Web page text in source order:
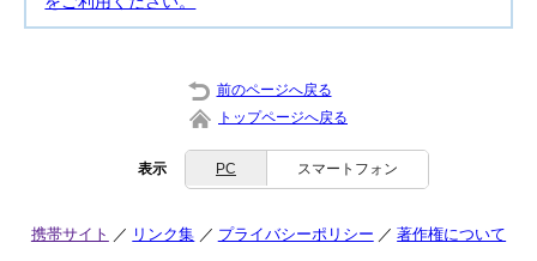
前のページへ戻る
トップページへ戻る
表示 PC スマートフォン
携帯サイト リンク集 プライバシーポリシー 著作権について